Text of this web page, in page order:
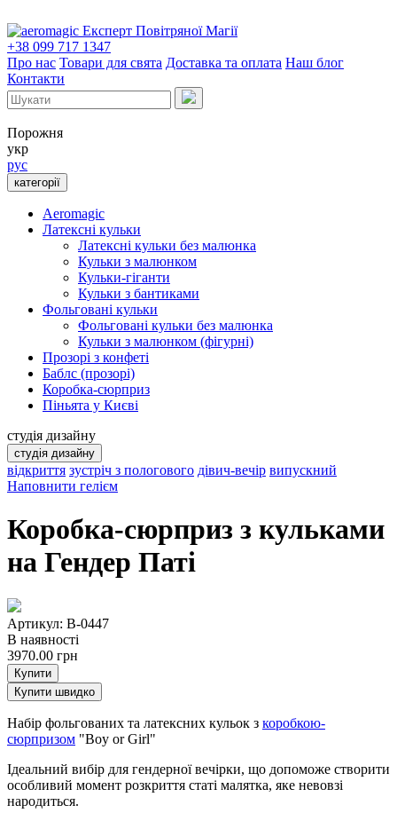
Експерт Повітряної Магії
+38 099 717 1347
Про нас Товари для свята Доставка та оплата Наш блог
Контакти
Порожня
укр
рус
категорії
Aeromagic
Латексні кульки
Латексні кульки без малюнка
Кульки з малюнком
Кульки-гіганти
Кульки з бантиками
Фольговані кульки
Фольговані кульки без малюнка
Кульки з малюнком (фігурні)
Прозорі з конфеті
Баблс (прозорі)
Коробка-сюрприз
Піньята у Києві
студія дизайну
студія дизайну
відкриття зустріч з пологового дівич-вечір випускний
Наповнити гелієм
Коробка-сюрприз з кульками
на Гендер Паті
Артикул: B-0447
В наявності
3970.00 грн
Купити
Купити швидко
Набір фольгованих та латексних кульок з коробкою-
сюрпризом "Boy or Girl"
Ідеальний вибір для гендерної вечірки, що допоможе створити
особливий момент розкриття статі малятка, яке невовзі
народиться.